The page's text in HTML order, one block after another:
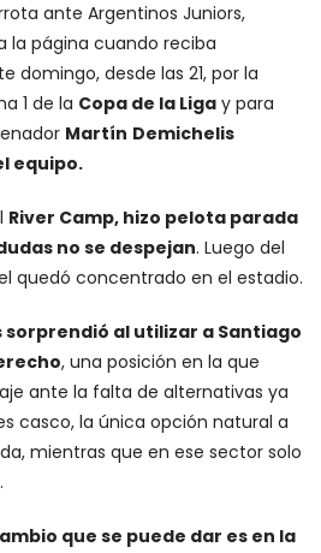
ante Argentinos Juniors,
la página cuando reciba
domingo, desde las 21, por la
1 de la Copa de la Liga y para
Martín Demichelis
equipo.
River Camp, hizo pelota parada
no se despejan. Luego del
quedó concentrado en el estadio.
sorprendió al utilizar a Santiago
, una posición en la que
ante la falta de alternativas ya
casco, la única opción natural a
mientras que en ese sector solo
que se puede dar es en la